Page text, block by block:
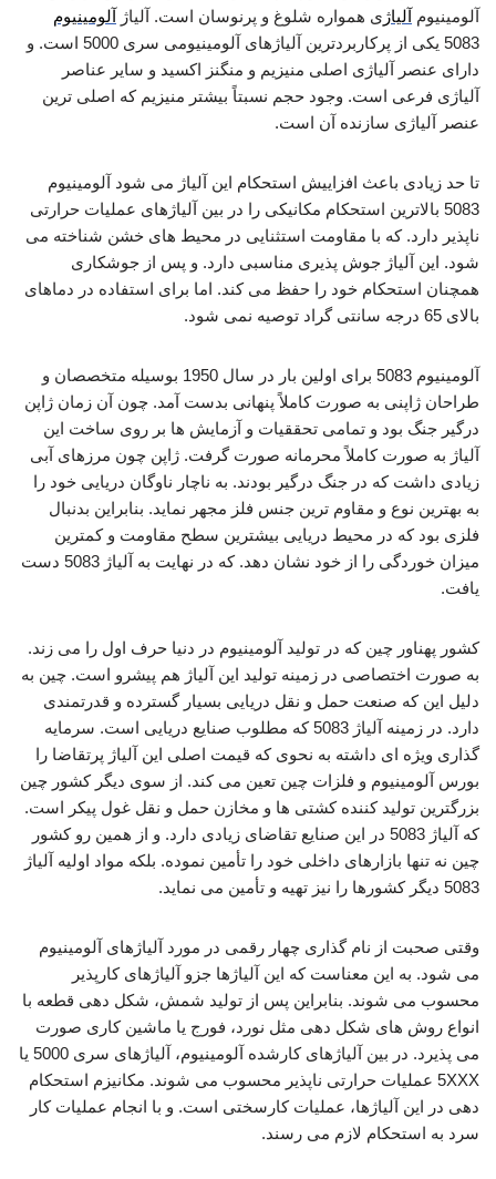
آلومینیوم آلیاژ ی همواره شلوغ و پرنوسان است. آلیاژ آلومینیوم
5083 یکی از پرکاربردترین آلیاژهای آلومینیومی سری 5000 است. و
دارای عنصر آلیاژی اصلی منیزیم و منگنز اکسید و سایر عناصر
آلیاژی فرعی است. وجود حجم نسبتاً بیشتر منیزیم که اصلی ترین
عنصر آلیاژی سازنده آن است.
تا حد زیادی باعث افزاییش استحکام این آلیاژ می شود آلومینیوم
5083 بالاترین استحکام مکانیکی را در بین آلیاژهای عملیات حرارتی
ناپذیر دارد. که با مقاومت استثنایی در محیط های خشن شناخته می
شود. این آلیاژ جوش پذیری مناسبی دارد. و پس از جوشکاری
همچنان استحکام خود را حفظ می کند. اما برای استفاده در دماهای
بالای 65 درجه سانتی گراد توصیه نمی شود.
آلومینیوم 5083 برای اولین بار در سال 1950 بوسیله متخصصان و
طراحان ژاپنی به صورت کاملاً پنهانی بدست آمد. چون آن زمان ژاپن
درگیر جنگ بود و تمامی تحققیات و آزمایش ها بر روی ساخت این
آلیاژ به صورت کاملاً محرمانه صورت گرفت. ژاپن چون مرزهای آبی
زیادی داشت که در جنگ درگیر بودند. به ناچار ناوگان دریایی خود را
به بهترین نوع و مقاوم ترین جنس فلز مجهر نماید. بنابراین بدنبال
فلزی بود که در محیط دریایی بیشترین سطح مقاومت و کمترین
میزان خوردگی را از خود نشان دهد. که در نهایت به آلیاژ 5083 دست
یافت.
کشور پهناور چین که در تولید آلومینیوم در دنیا حرف اول را می زند.
به صورت اختصاصی در زمینه تولید این آلیاژ هم پیشرو است. چین به
دلیل این که صنعت حمل و نقل دریایی بسیار گسترده و قدرتمندی
دارد. در زمینه آلیاژ 5083 که مطلوب صنایع دریایی است. سرمایه
گذاری ویژه ای داشته به نحوی که قیمت اصلی این آلیاژ پرتقاضا را
بورس آلومینیوم و فلزات چین تعین می کند. از سوی دیگر کشور چین
بزرگترین تولید کننده کشتی ها و مخازن حمل و نقل غول پیکر است.
که آلیاژ 5083 در این صنایع تقاضای زیادی دارد. و از همین رو کشور
چین نه تنها بازارهای داخلی خود را تأمین نموده. بلکه مواد اولیه آلیاژ
5083 دیگر کشورها را نیز تهیه و تأمین می نماید.
وقتی صحبت از نام گذاری چهار رقمی در مورد آلیاژهای آلومینیوم
می شود. به این معناست که این آلیاژها جزو آلیاژهای کارپذیر
محسوب می شوند. بنابراین پس از تولید شمش، شکل دهی قطعه با
انواع روش های شکل دهی مثل نورد، فورج یا ماشین کاری صورت
می پذیرد. در بین آلیاژهای کارشده آلومینیوم، آلیاژهای سری 5000 یا
5XXX عملیات حرارتی ناپذیر محسوب می شوند. مکانیزم استحکام
دهی در این آلیاژها، عملیات کارسختی است. و با انجام عملیات کار
سرد به استحکام لازم می رسند.